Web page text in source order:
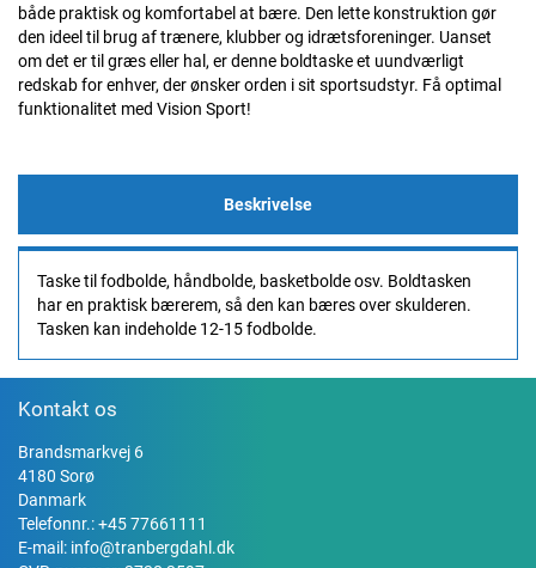
både praktisk og komfortabel at bære. Den lette konstruktion gør
den ideel til brug af trænere, klubber og idrætsforeninger. Uanset
om det er til græs eller hal, er denne boldtaske et uundværligt
redskab for enhver, der ønsker orden i sit sportsudstyr. Få optimal
funktionalitet med Vision Sport!
Beskrivelse
Taske til fodbolde, håndbolde, basketbolde osv. Boldtasken
har en praktisk bærerem, så den kan bæres over skulderen.
Tasken kan indeholde 12-15 fodbolde.
Kontakt os
Brandsmarkvej 6
4180 Sorø
Danmark
Telefonnr.:+45 77661111
E-mail: info@tranbergdahl.dk